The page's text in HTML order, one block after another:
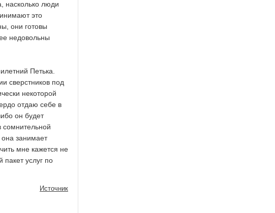
насколько люди
это
они готовы
недовольны
Петька.
сверстников под
некоторой
отдаю себе в
он будет
занимает
мне кажется не
услуг по
Источник